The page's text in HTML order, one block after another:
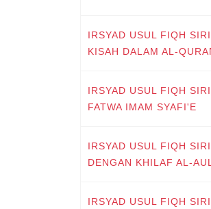
IRSYAD USUL FIQH
KISAH DALAM AL-
IRSYAD USUL FIQH
FATWA IMAM SYAFI'E
IRSYAD USUL FIQH
DENGAN KHILAF AL-
IRSYAD USUL FIQH